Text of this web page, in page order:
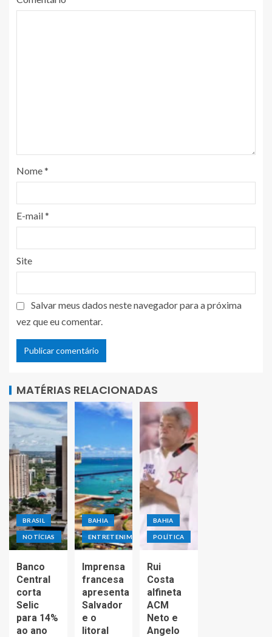
Nome*
E-mail*
Site
Salvar meus dados neste navegador para a próxima
vez que eu comentar.
MATÉRIAS RELACIONADAS
BRASIL
NOTÍCIAS
Banco
Central
corta
Selic
para 14%
ao ano
BAHIA
ENTRETENIMENTO
Imprensa
francesa
apresenta
Salvador
e o
litoral
BAHIA
POLÍTICA
Rui
Costa
alfineta
ACM
Neto e
Angelo